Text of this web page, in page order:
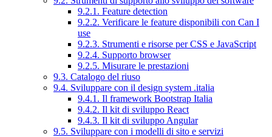
9.2.1. Feature detection
9.2.2. Verificare le feature disponibili con Can I
use
9.2.3. Strumenti e risorse per CSS e JavaScript
9.2.4. Supporto browser
9.2.5. Misurare le prestazioni
9.3. Catalogo del riuso
9.4. Sviluppare con il design system .italia
9.4.1. Il framework Bootstrap Italia
9.4.2. Il kit di sviluppo React
9.4.3. Il kit di sviluppo Angular
9.5. Sviluppare con i modelli di sito e servizi